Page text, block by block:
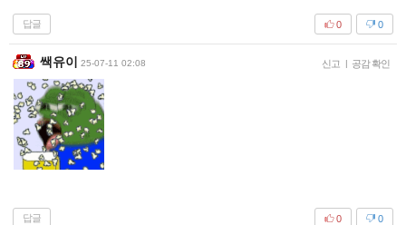
답글 0
0
쌕유이 25-07-11 02:08 신고 | 공감 확인
답글 0
0